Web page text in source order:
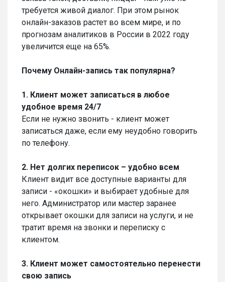
требуется живой диалог. При этом рынок
онлайн-заказов растет во всем мире, и по
прогнозам аналитиков в России в 2022 году
увеличится еще на 65%.
Почему Онлайн-запись так популярна?
1. Клиент может записаться в любое
удобное время 24/7
Если не нужно звонить - клиент может
записаться даже, если ему неудобно говорить
по телефону.
2. Нет долгих переписок – удобно всем
Клиент видит все доступные варианты для
записи - «окошки» и выбирает удобные для
него. Администратор или мастер заранее
открывает окошки для записи на услуги, и не
тратит время на звонки и переписку с
клиентом.
3. Клиент может самостоятельно перенести
свою запись